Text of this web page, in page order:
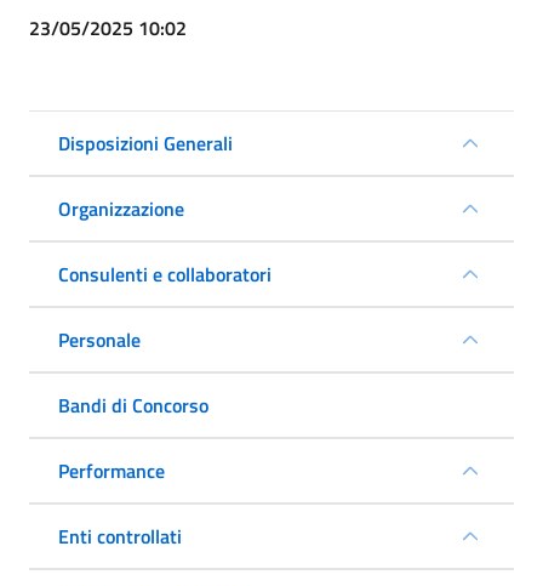
23/05/2025 10:02
Disposizioni Generali
Organizzazione
Consulenti e collaboratori
Personale
Bandi di Concorso
Performance
Enti controllati